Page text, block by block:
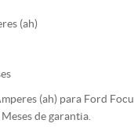
(ah)
(ah) para Ford
de garantia.